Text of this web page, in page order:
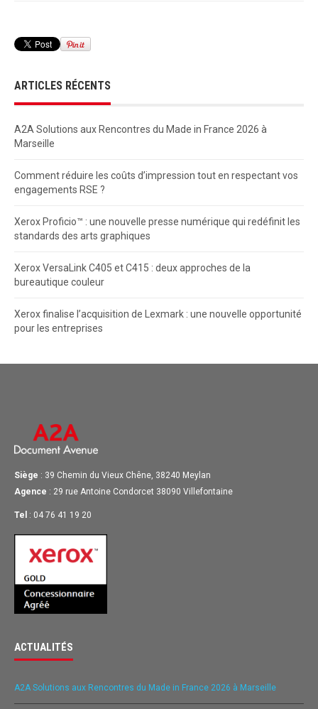
ARTICLES RÉCENTS
A2A Solutions aux Rencontres du Made in France 2026 à
Marseille
Comment réduire les coûts d’impression tout en respectant vos
engagements RSE ?
Xerox Proficio™ : une nouvelle presse numérique qui redéfinit les
standards des arts graphiques
Xerox VersaLink C405 et C415 : deux approches de la
bureautique couleur
Xerox finalise l’acquisition de Lexmark : une nouvelle opportunité
pour les entreprises
Siège : 39 Chemin du Vieux Chêne, 38240 Meylan
Agence : 29 rue Antoine Condorcet 38090 Villefontaine
Tel : 04 76 41 19 20
ACTUALITÉS
A2A Solutions aux Rencontres du Made in France 2026 à Marseille